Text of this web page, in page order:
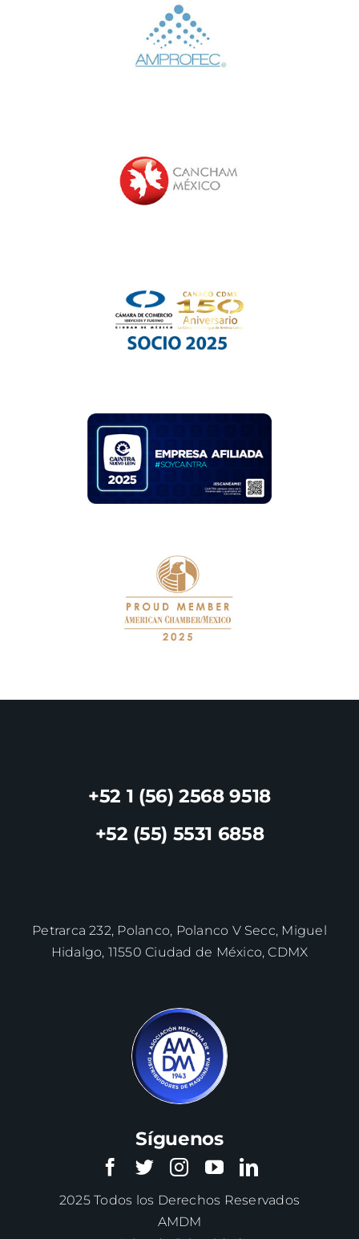
+52 1 (56) 2568 9518
+52 (55) 5531 6858
Petrarca 232, Polanco, Polanco V Secc, Miguel
Hidalgo, 11550 Ciudad de México, CDMX
Síguenos
2025 Todos los Derechos Reservados
AMDM